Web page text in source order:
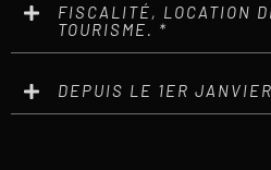
FISCALITÉ, LOCATION
TOURISME. *
DEPUIS LE 1ER